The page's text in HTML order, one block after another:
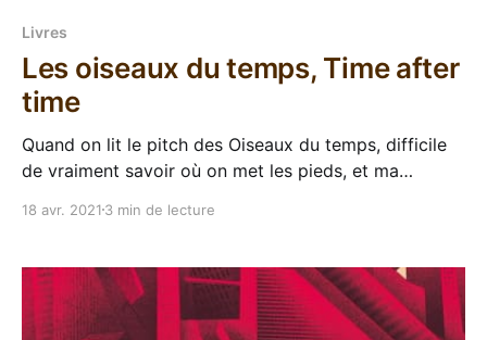
Livres
Les oiseaux du temps, Time after
time
Quand on lit le pitch des Oiseaux du temps, difficile
de vraiment savoir où on met les pieds, et ma
éditions Mu m'avait laissé un goût de chelou. Ce
précédé par
18 avr. 2021 3 min de lecture